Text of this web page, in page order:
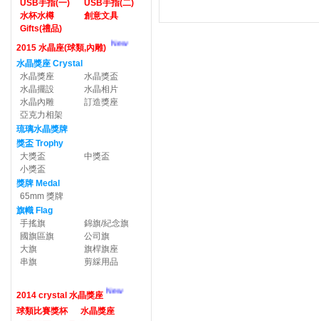
USB手指(一)
USB手指(二)
水杯水樽
創意文具
Gifts(禮品)
2015 水晶座(球類,內雕)
New
水晶獎座 Crystal
水晶獎座
水晶獎盃
水晶擺設
水晶相片
水晶內雕
訂造獎座
亞克力相架
琉璃水晶獎牌
獎盃 Trophy
大獎盃
中獎盃
小獎盃
獎牌 Medal
65mm 獎牌
旗幟 Flag
手搖旗
錦旗/紀念旗
國旗區旗
公司旗
大旗
旗桿旗座
串旗
剪綵用品
2014 crystal 水晶獎座 New
球類比賽獎杯
水晶獎座